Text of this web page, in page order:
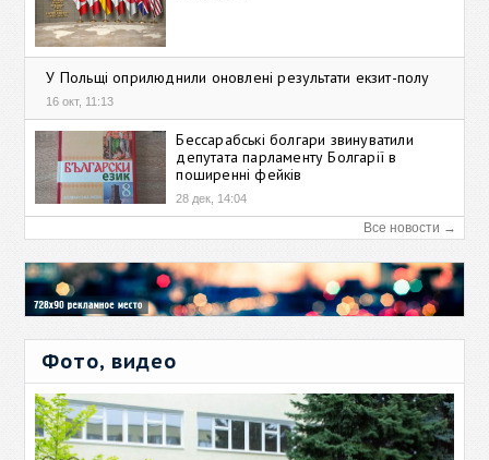
У Польщі оприлюднили оновлені результати екзит-полу
16 окт, 11:13
Бессарабські болгари звинуватили
депутата парламенту Болгарії в
поширенні фейків
28 дек, 14:04
Все новости →
Фото, видео